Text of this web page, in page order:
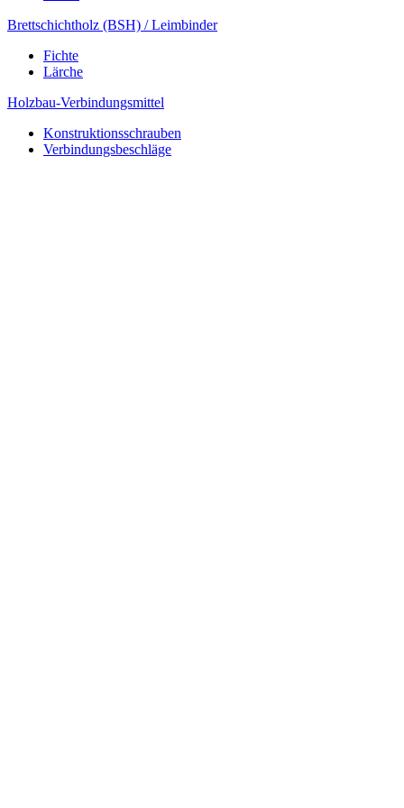
Brettschichtholz (BSH) / Leimbinder
Fichte
Lärche
Holzbau-Verbindungsmittel
Konstruktionsschrauben
Verbindungsbeschläge